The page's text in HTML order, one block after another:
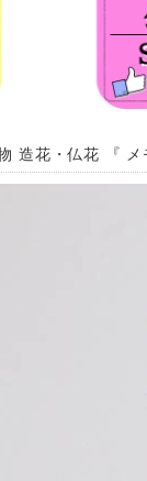
造花・仏花 『